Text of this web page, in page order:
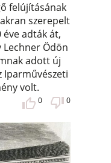
felújításának
szerepelt
adták át,
Lechner Ödön
adott új
volt.
0 0